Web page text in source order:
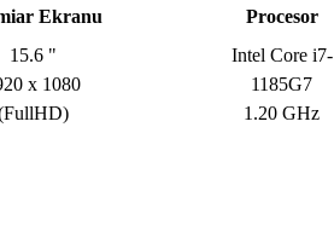
Ekranu
15.6 "
x 1080
Procesor
Intel Core i7-
1185G7
1.20 GHz